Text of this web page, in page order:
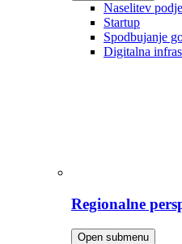
Naselitev
Startup
Spodbujanje
Digitalna
Regionalne
Open submenu